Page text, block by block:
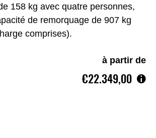
158 kg avec quatre personnes,
de remorquage de 907 kg
comprises).
à partir de
€22.349,00